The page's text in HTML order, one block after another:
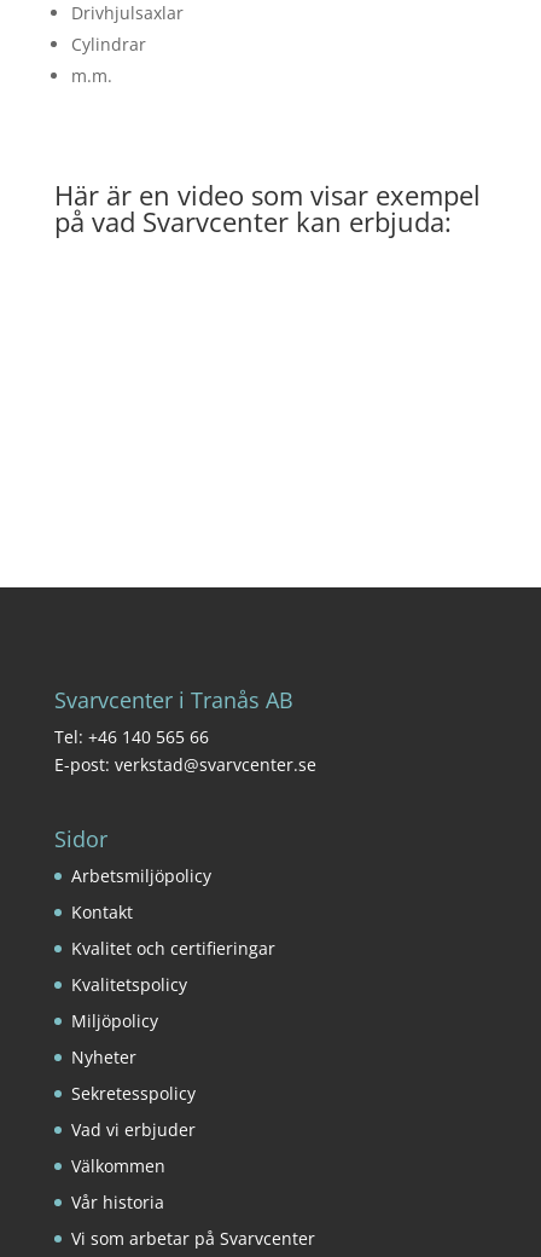
Drivhjulsaxlar
Cylindrar
m.m.
Här är en video som visar exempel
på vad Svarvcenter kan erbjuda:
Svarvcenter i Tranås AB
Tel: +46 140 565 66
E-post: verkstad@svarvcenter.se
Sidor
Arbetsmiljöpolicy
Kontakt
Kvalitet och certifieringar
Kvalitetspolicy
Miljöpolicy
Nyheter
Sekretesspolicy
Vad vi erbjuder
Välkommen
Vår historia
Vi som arbetar på Svarvcenter